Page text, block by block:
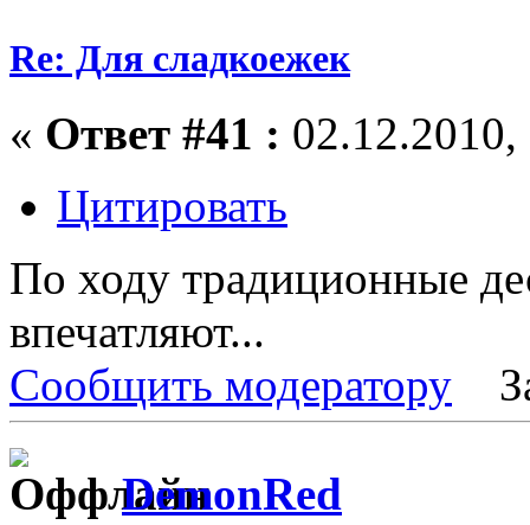
Re: Для сладкоежек
« Ответ #41 :
Цитировать
По ходу традиционные
впечатляют...
Сообщить модератору
DemonRed